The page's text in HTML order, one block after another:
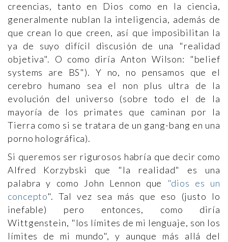
creencias, tanto en Dios como en la ciencia,
generalmente nublan la inteligencia, además de
que crean lo que creen, así que imposibilitan la
ya de suyo difícil discusión de una "realidad
objetiva". O como diría Anton Wilson: "belief
systems are BS"). Y no, no pensamos que el
cerebro humano sea el non plus ultra de la
evolución del universo (sobre todo el de la
mayoría de los primates que caminan por la
Tierra como si se tratara de un gang-bang en una
porno holográfica).
Si queremos ser rigurosos habría que decir como
Alfred Korzybski que "la realidad" es una
palabra y como John Lennon que
"dios es un
concepto". Tal vez sea más que eso (justo lo
inefable) pero entonces, como diría
Wittgenstein, "los límites de mi lenguaje, son los
límites de mi mundo", y aunque más allá del